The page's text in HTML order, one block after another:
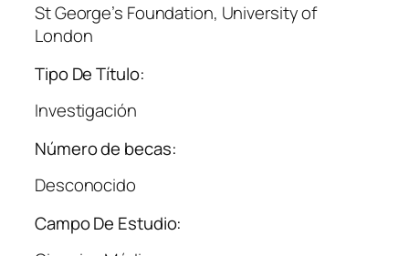
St George’s Foundation, University of
London
Tipo De Título:
Investigación
Número de becas:
Desconocido
Campo De Estudio: